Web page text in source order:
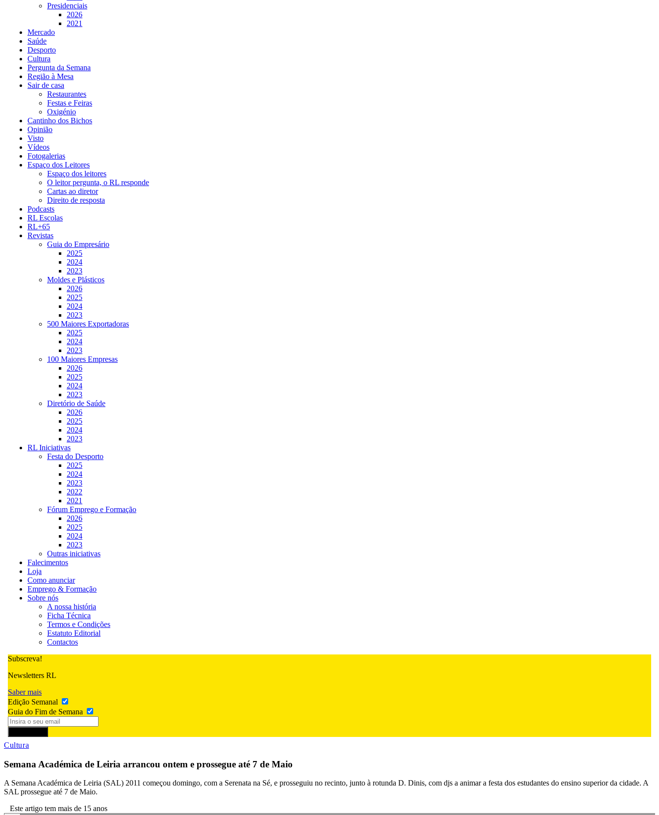
Presidenciais
2026
2021
Mercado
Saúde
Desporto
Cultura
Pergunta da Semana
Região à Mesa
Sair de casa
Restaurantes
Festas e Feiras
Oxigénio
Cantinho dos Bichos
Opinião
Visto
Vídeos
Fotogalerias
Espaço dos Leitores
Espaço dos leitores
O leitor pergunta, o RL responde
Cartas ao diretor
Direito de resposta
Podcasts
RL Escolas
RL+65
Revistas
Guia do Empresário
2025
2024
2023
Moldes e Plásticos
2026
2025
2024
2023
500 Maiores Exportadoras
2025
2024
2023
100 Maiores Empresas
2026
2025
2024
2023
Diretório de Saúde
2026
2025
2024
2023
RL Iniciativas
Festa do Desporto
2025
2024
2023
2022
2021
Fórum Emprego e Formação
2026
2025
2024
2023
Outras iniciativas
Falecimentos
Loja
Como anunciar
Emprego & Formação
Sobre nós
A nossa história
Ficha Técnica
Termos e Condições
Estatuto Editorial
Contactos
Subscreva!
Newsletters RL
Saber mais
Edição Semanal
Guia do Fim de Semana
Cultura
Semana Académica de Leiria arrancou ontem e prossegue até 7 de Maio
A Semana Académica de Leiria (SAL) 2011 começou domingo, com a Serenata na Sé, e prosseguiu no recinto, junto à rotunda D. Dinis, com djs a animar a festa dos estudantes do ensino superior da cidade. A
SAL prossegue até 7 de Maio.
Este artigo tem mais de 15 anos